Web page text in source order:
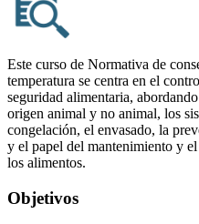
Este curso de Normativa de
temperatura se centra en el
seguridad alimentaria,
origen animal y no animal, los
congelación, el envasado, la
y el papel del mantenimiento y
los alimentos.
Objetivos